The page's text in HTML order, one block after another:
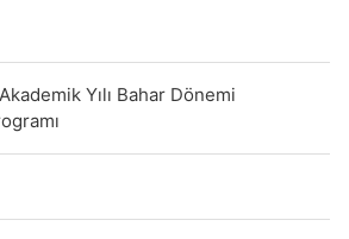
Yılı Bahar Dönemi